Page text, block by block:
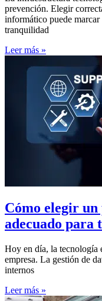
prevención. Elegir
informático puede
tranquilidad
Leer más »
Cómo elegir
adecuado para
Hoy en día, la tecnología
empresa. La gestión de
internos
Leer más »